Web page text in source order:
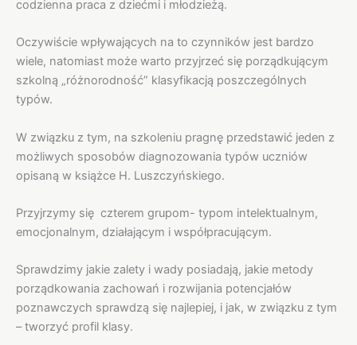
codzienna praca z dziećmi i młodzieżą.
Oczywiście wpływających na to czynników jest bardzo
wiele, natomiast może warto przyjrzeć się porządkującym
szkolną „różnorodność” klasyfikacją poszczególnych
typów.
W związku z tym, na szkoleniu pragnę przedstawić jeden z
możliwych sposobów diagnozowania typów uczniów
opisaną w książce H. Luszczyńskiego.
Przyjrzymy się czterem grupom- typom intelektualnym,
emocjonalnym, działającym i współpracującym.
Sprawdzimy jakie zalety i wady posiadają, jakie metody
porządkowania zachowań i rozwijania potencjałów
poznawczych sprawdzą się najlepiej, i jak, w związku z tym
– tworzyć profil klasy.